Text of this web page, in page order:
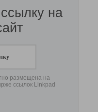
на
размещена на
ссылок Linkpad